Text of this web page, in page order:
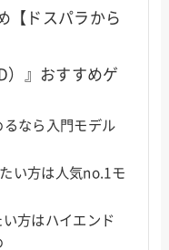
【ドスパラから
）』おすすめゲ
なら入門モデル
い方は人気no.1モ
方はハイエンド